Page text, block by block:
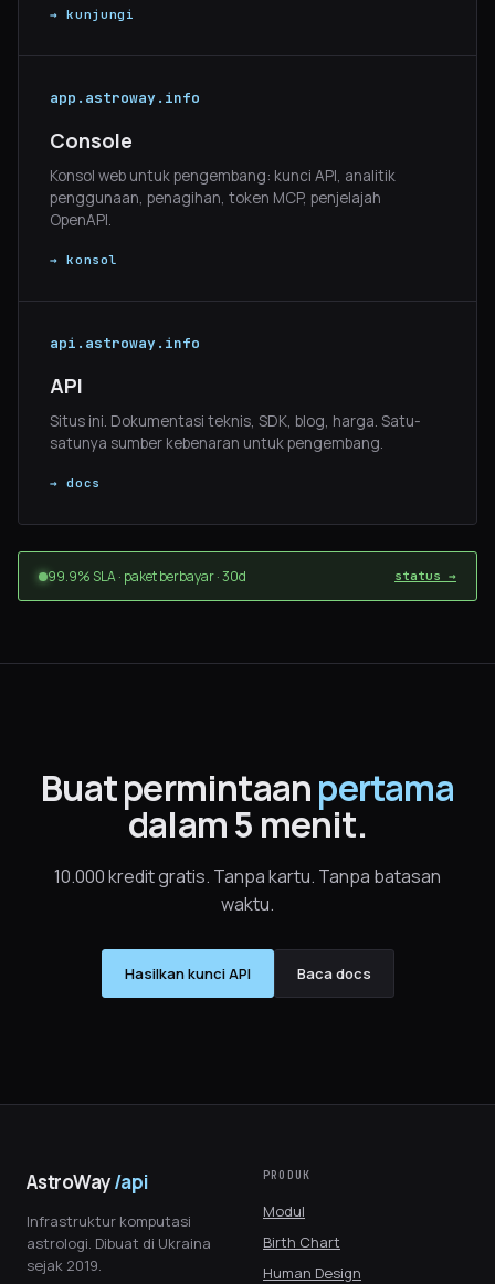
→ kunjungi
app.astroway.info
Console
Konsol web untuk pengembang: kunci API, analitik
penggunaan, penagihan, token MCP, penjelajah
OpenAPI.
→ konsol
api.astroway.info
API
Situs ini. Dokumentasi teknis, SDK, blog, harga. Satu-
satunya sumber kebenaran untuk pengembang.
→ docs
99.9% SLA · paket berbayar · 30d status →
Buat permintaanpertama
dalam 5 menit.
10.000 kredit gratis. Tanpa kartu. Tanpa batasan
waktu.
Hasilkan kunci API Baca docs
AstroWay/api
Infrastruktur komputasi
astrologi. Dibuat di Ukraina
sejak 2019.
PRODUK
Modul
Birth Chart
Human Design